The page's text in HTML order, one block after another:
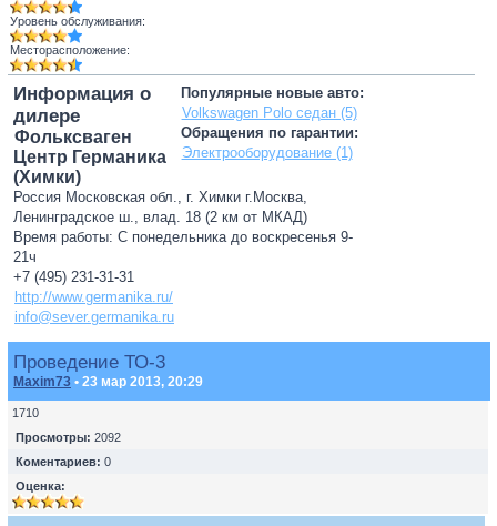
Уровень обслуживания:
Месторасположение:
Популярные новые авто:
Volkswagen Polo седан (5)
Обращения по гарантии:
Электрооборудование (1)
Информация о
дилере
Фольксваген
Центр Германика
(Химки)
Россия Московская обл., г. Химки г.Москва,
Ленинградское ш., влад. 18 (2 км от МКАД)
Время работы: С понедельника до воскресенья 9-
21ч
+7 (495) 231-31-31
http://www.germanika.ru/
info@sever.germanika.ru
Проведение ТО-3
Maxim73 • 23 мар 2013, 20:29
1710
Просмотры: 2092
Коментариев: 0
Оценка: